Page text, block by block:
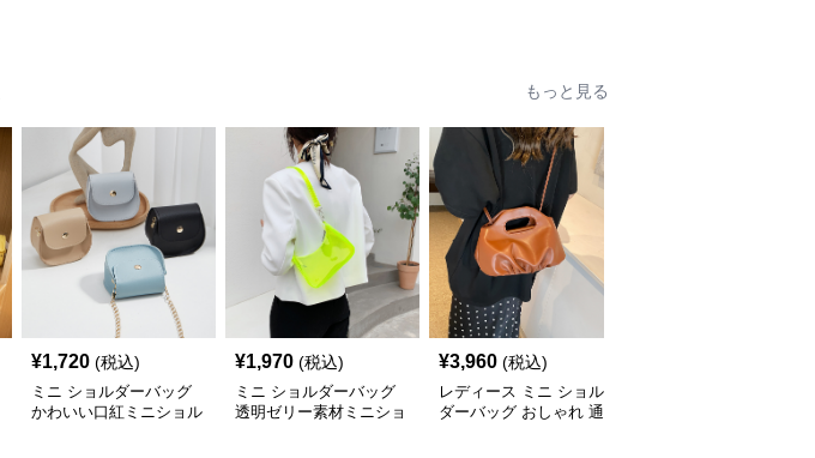
もっと見る
¥1,720 (税込)
ミニ ショルダーバッグ
かわいい口紅ミニショル
¥1,970 (税込)
ミニ ショルダーバッグ
透明ゼリー素材ミニショ
¥3,960 (税込)
レディース ミニ ショル
ダーバッグ おしゃれ 通